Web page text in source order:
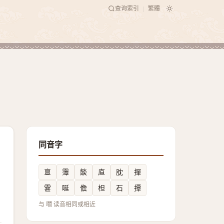
查询索引 繁體
同音字
亶 䨵 餤 㡺 䏙
撣
䨢
唌 儋 柦 石 撢
与 嚪 读音相同或相近